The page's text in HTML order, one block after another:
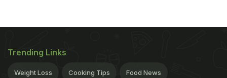
Trending Links
Weight Loss Cooking Tips Food News